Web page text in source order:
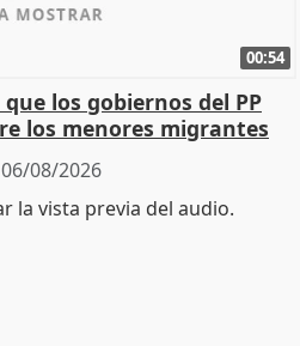
00:54
los gobiernos del PP
los menores migrantes
06/08/2026